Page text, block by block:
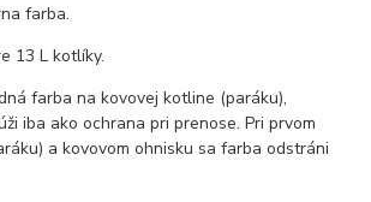
farba.
13 L kotlíky.
farba na kovovej kotline (paráku),
iba ako ochrana pri prenose. Pri prvom
a kovovom ohnisku sa farba odstráni